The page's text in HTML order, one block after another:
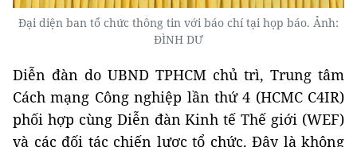
Đại diện ban tổ chức thông tin với báo chí tại họp báo. Ảnh:
ĐÌNH DƯ
Diễn đàn do UBND TPHCM chủ trì, Trung tâm
Cách mạng Công nghiệp lần thứ 4 (HCMC C4IR)
phối hợp cùng Diễn đàn Kinh tế Thế giới (WEF)
và các đối tác chiến lược tổ chức. Đây là không